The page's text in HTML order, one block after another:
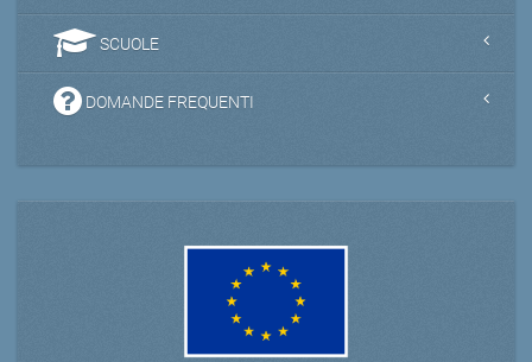
SCUOLE
DOMANDE FREQUENTI